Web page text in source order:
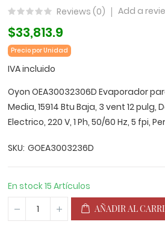
Reviews (0) Add a
$33,813.9
Precio por Unidad
IVA incluido
Oyon OEA30032306D Evaporador
Media, 15914 Btu Baja, 3 vent 12
Electrico, 220 V, 1 Ph, 50/60 Hz, 5 fpi,
SKU GOEA3003236D
En stock15 Artículos
AÑADIR AL